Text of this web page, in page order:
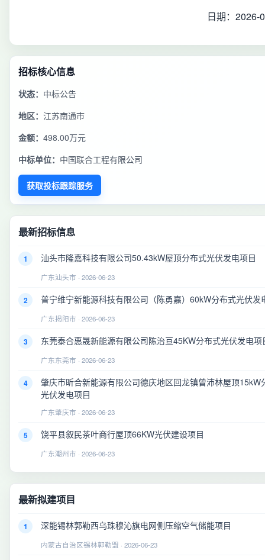
日期：2026-
招标核心信息
状态： 中标公告
地区： 江苏南通市
金额： 498.00万元
中标单位： 中国联合工程有限公司
获取投标跟踪服务
最新招标信息
1 汕头市隆嘉科技有限公司50.43kW屋顶分布式光伏发电项目
广东汕头市 · 2026-06-23
2 普宁维宁新能源科技有限公司（陈勇嘉）60kW分布式光伏发
广东揭阳市 · 2026-06-23
3 东莞泰合惠晟新能源有限公司陈治亘45KW分布式光伏发电项
广东东莞市 · 2026-06-23
4
肇庆市昕合新能源有限公司德庆地区回龙镇曾沛林屋顶15kW
光伏发电项目
广东肇庆市 · 2026-06-23
5 饶平县叙民茶叶商行屋顶66KW光伏建设项目
广东潮州市 · 2026-06-23
最新拟建项目
1 深能锡林郭勒西乌珠穆沁旗电网侧压缩空气储能项目
内蒙古自治区锡林郭勒盟 · 2026-06-23